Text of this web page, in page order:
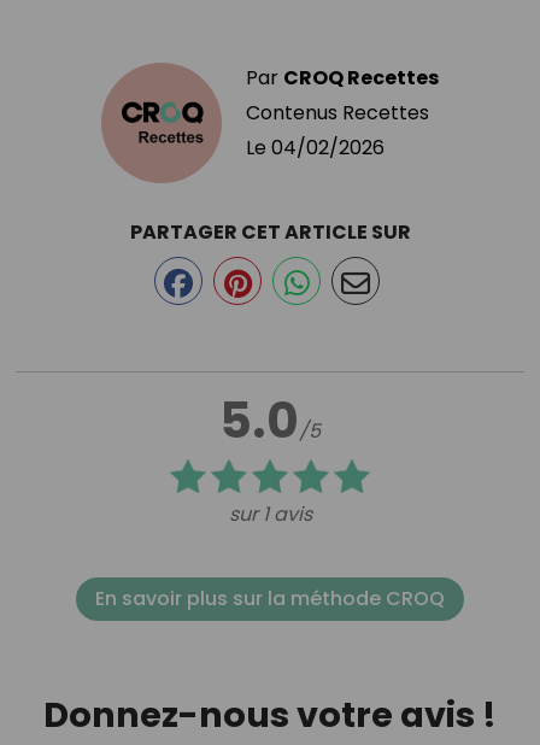
Par CROQ Recettes
Contenus Recettes
Le 04/02/2026
5.0/5
sur 1 avis
PARTAGER CET ARTICLE SUR
En savoir plus sur la méthode CROQ
Donnez-nous votre avis !